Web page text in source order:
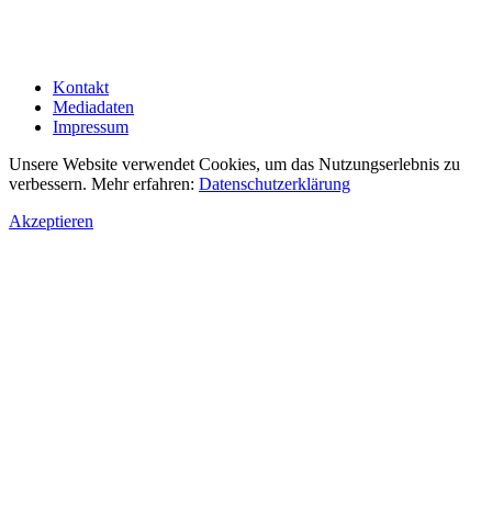
Kontakt
Mediadaten
Impressum
Unsere Website verwendet Cookies, um das Nutzungserlebnis zu
verbessern. Mehr erfahren: Datenschutzerklärung
Akzeptieren